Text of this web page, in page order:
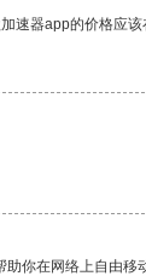
速器app的价格应该
你在网络上自由移